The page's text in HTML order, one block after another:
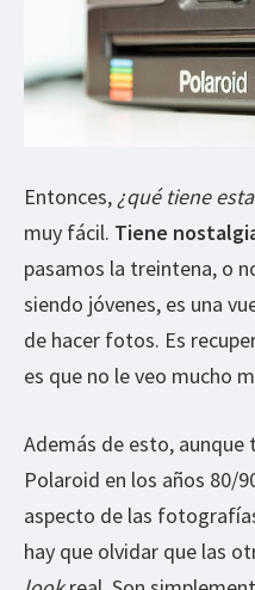
Entonces, ¿qué tiene
muy fácil. Tiene
pasamos la treintena, o
siendo jóvenes, es una
de hacer fotos. Es
es que no le veo mucho
Además de esto, aunque
Polaroid en los años 80/
aspecto de las
hay que olvidar que las